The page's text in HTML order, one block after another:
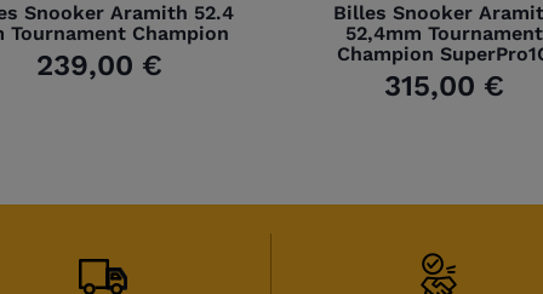
Snooker Aramith 52.4
Tournament Champion
239,00 €
Billes Snooker
52,4mm Tournament
Champion
315,00 €